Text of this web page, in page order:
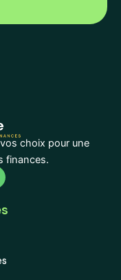
choix pour une
finances.